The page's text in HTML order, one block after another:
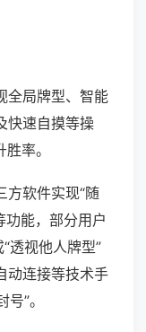
全局牌型、智能
快速自摸等操
率。
方软件实现“随
功能，部分用户
透视他人牌型”
动连接等技术手
”。